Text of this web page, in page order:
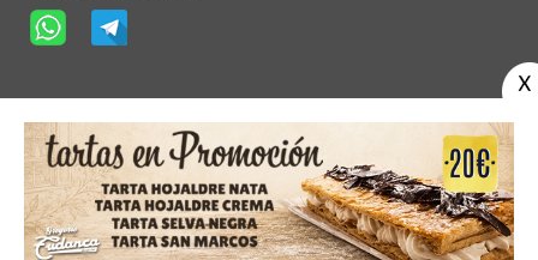
Aviso Legal -Política de Privacidad-Política de Cookies-Área privada